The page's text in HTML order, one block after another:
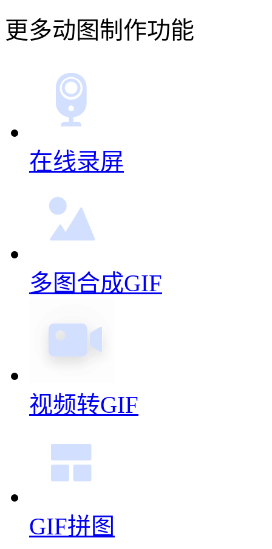
更多动图制作功能
在线录屏
多图合成GIF
视频转GIF
GIF拼图